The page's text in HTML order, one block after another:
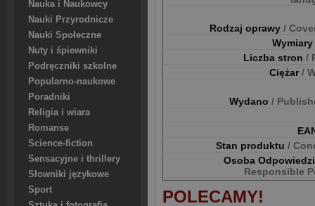
Nauka i Naukowcy
Nauki Przyrodnicze
Nauki Społeczne
Nuty i śpiewniki
Podręczniki szkolne
Popularno-naukowe
Poradniki
Religia i wiara
Romanse
Science-fiction
Sensacyjne i thrillery
Słowniki językowe
Sport
Rodzaj oprawy /
Wymiary
Liczba stron /
Ciężar/
Wydano /
Stan produktu /
Osoba
Responsible
POLECAMY!